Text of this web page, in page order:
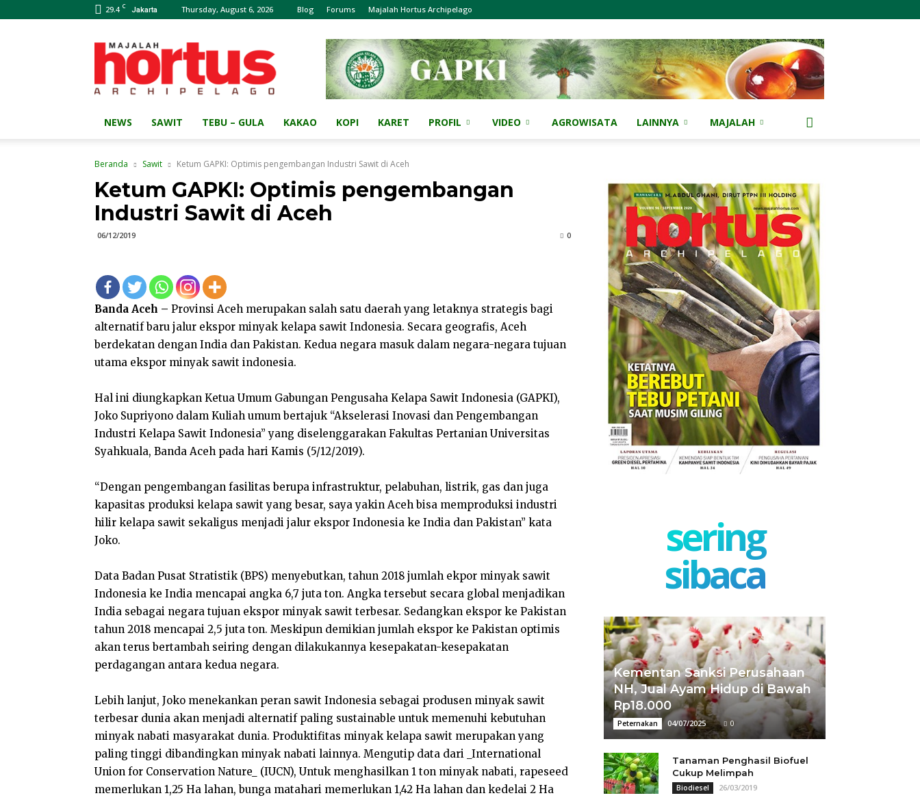
29.4 C Jakarta Thursday, August 6, 2026 Blog Forums Majalah Hortus Archipelago
Majalah
HORTUS
Archipelago
NEWS SAWIT TEBU – GULA KAKAO KOPI KARET PROFIL VIDEO AGROWISATA LAINNYA MAJALAH
Beranda Sawit Ketum GAPKI: Optimis pengembangan Industri Sawit di Aceh
Ketum GAPKI: Optimis pengembangan
Industri Sawit di Aceh
06/12/2019 0
Banda Aceh – Provinsi Aceh merupakan salah satu daerah yang letaknya strategis bagi
alternatif baru jalur ekspor minyak kelapa sawit Indonesia. Secara geografis, Aceh
berdekatan dengan India dan Pakistan. Kedua negara masuk dalam negara-negara tujuan
utama ekspor minyak sawit indonesia.
Hal ini diungkapkan Ketua Umum Gabungan Pengusaha Kelapa Sawit Indonesia (GAPKI),
Joko Supriyono dalam Kuliah umum bertajuk “Akselerasi Inovasi dan Pengembangan
Industri Kelapa Sawit Indonesia” yang diselenggarakan Fakultas Pertanian Universitas
Syahkuala, Banda Aceh pada hari Kamis (5/12/2019).
“Dengan pengembangan fasilitas berupa infrastruktur, pelabuhan, listrik, gas dan juga
kapasitas produksi kelapa sawit yang besar, saya yakin Aceh bisa memproduksi industri
hilir kelapa sawit sekaligus menjadi jalur ekspor Indonesia ke India dan Pakistan” kata
Joko.
Data Badan Pusat Stratistik (BPS) menyebutkan, tahun 2018 jumlah ekpor minyak sawit
Indonesia ke India mencapai angka 6,7 juta ton. Angka tersebut secara global menjadikan
India sebagai negara tujuan ekspor minyak sawit terbesar. Sedangkan ekspor ke Pakistan
tahun 2018 mencapai 2,5 juta ton. Meskipun demikian jumlah ekspor ke Pakistan optimis
akan terus bertambah seiring dengan dilakukannya kesepakatan-kesepakatan
perdagangan antara kedua negara.
Lebih lanjut, Joko menekankan peran sawit Indonesia sebagai produsen minyak sawit
terbesar dunia akan menjadi alternatif paling sustainable untuk memenuhi kebutuhan
minyak nabati masyarakat dunia. Produktifitas minyak kelapa sawit merupakan yang
paling tinggi dibandingkan minyak nabati lainnya. Mengutip data dari _International
Union for Conservation Nature_ (IUCN), Untuk menghasilkan 1 ton minyak nabati, rapeseed
memerlukan 1,25 Ha lahan, bunga matahari memerlukan 1,42 Ha lahan dan kedelai 2 Ha
sering
sibaca
Kementan Sanksi Perusahaan
NH, Jual Ayam Hidup di Bawah
Rp18.000
Peternakan 04/07/2025 0
Tanaman Penghasil Biofuel
Cukup Melimpah
Biodiesel 26/03/2019